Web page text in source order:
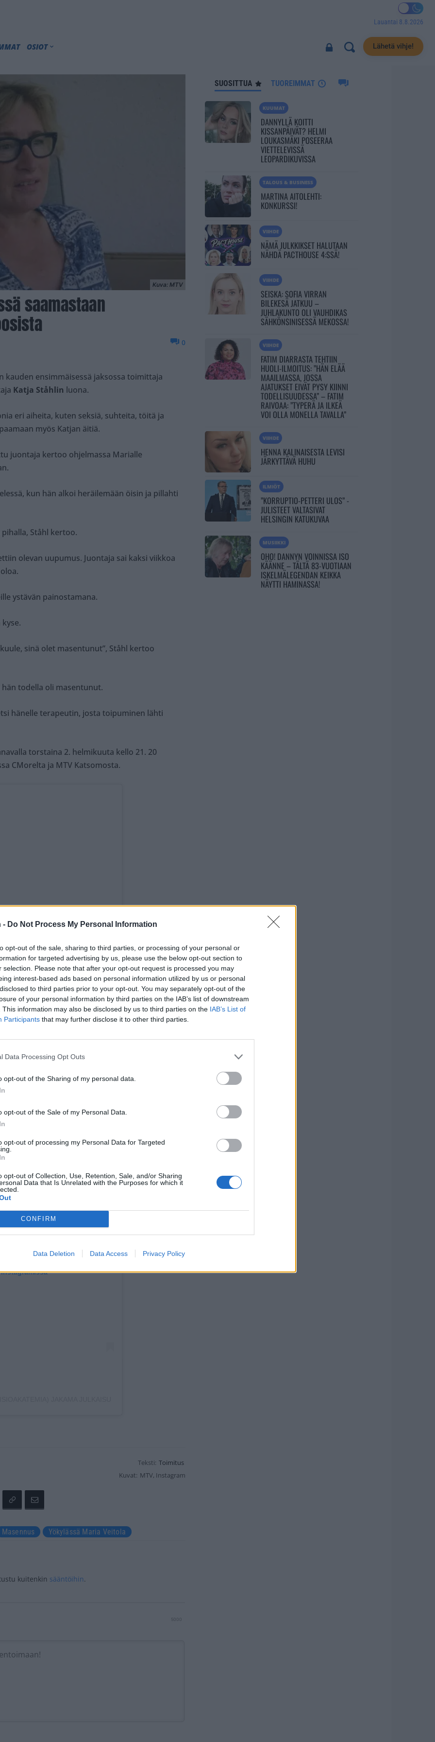
- Do Not Process My Personal Information
opt-out of the sale, sharing to third parties, or processing of your personal or
for targeted advertising by us, please use the below opt-out section to
selection. Please note that after your opt-out request is processed you may
interest-based ads based on personal information utilized by us or personal
to third parties prior to your opt-out. You may separately opt-out of the
of your personal information by third parties on the IAB’s list of downstream
This information may also be disclosed by us to third parties on the IAB’s List of
Participants that may further disclose it to other third parties.
Data Processing Opt Outs
opt-out of the Sharing of my personal data.
opt-out of the Sale of my Personal Data.
opt-out of processing my Personal Data for Targeted
opt-out of Collection, Use, Retention, Sale, and/or Sharing
Data that Is Unrelated with the Purposes for which it
CONFIRM
Data Deletion Data Access Privacy Policy
Lauantai 8.8.2026
OSIOT Lähetä vihje!
Kuva: MTV
saamastaan
0
kauden ensimmäisessä jaksossa toimittaja
Katja Ståhlin luona.
eri aiheita, kuten seksiä, suhteita, töitä ja
myös Katjan äitiä.
juontaja kertoo ohjelmassa Marialle
kun hän alkoi heräilemään öisin ja pillahti
Ståhl kertoo.
olevan uupumus. Juontaja sai kaksi viikkoa
ystävän painostamana.
sinä olet masentunut”, Ståhl kertoo
todella oli masentunut.
hänelle terapeutin, josta toipuminen lähti
torstaina 2. helmikuuta kello 21. 20
CMorelta ja MTV Katsomosta.
gaalassa.
Teksti: Toimitus
Kuvat: MTV, Instagram
Masennus Yökylässä Maria Veitola
kuitenkin sääntöihin.
5000
SUOSITTUA TUOREIMMAT
KUUMAT
DANNYLLÄ KOITTI
KISSANPÄIVÄT? HELMI
LOUKASMÄKI POSEERAA
VIETTELEVISSÄ
LEOPARDIKUVISSA
TALOUS & BUSINESS
MARTINA AITOLEHTI:
KONKURSSI!
VIIHDE
NÄMÄ JULKKIKSET HALUTAAN
NÄHDÄ PACTHOUSE 4:SSÄ!
VIIHDE
SEISKA: SOFIA VIRRAN
BILEKESÄ JATKUU –
JUHLAKUNTO OLI VAUHDIKAS
SÄHKÖNSINISESSÄ MEKOSSA!
VIIHDE
FATIM DIARRASTA TEHTIIN
HUOLI-ILMOITUS: ”HÄN ELÄÄ
MAAILMASSA, JOSSA
AJATUKSET EIVÄT PYSY KIINNI
TODELLISUUDESSA” – FATIM
RAIVOAA: ”TYPERÄ JA ILKEÄ
VOI OLLA MONELLA TAVALLA”
VIIHDE
HENNA KALINAISESTA LEVISI
JÄRKYTTÄVÄ HUHU
ILMIÖT
”KORRUPTIO-PETTERI ULOS” -
JULISTEET VALTASIVAT
HELSINGIN KATUKUVAA
MUSIIKKI
OHO! DANNYN VOINNISSA ISO
KÄÄNNE – TÄLTÄ 83-VUOTIAAN
ISKELMÄLEGENDAN KEIKKA
NÄYTTI HAMINASSA!